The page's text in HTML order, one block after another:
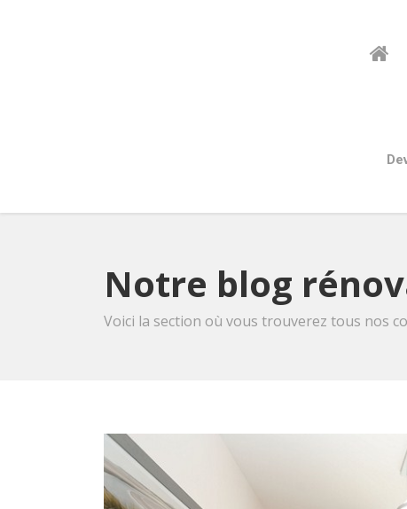
Notre blog
Voici la section où vous trouverez tous nos